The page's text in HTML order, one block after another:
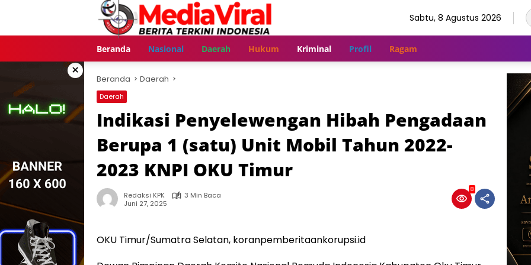
Sabtu, 8 Agustus 2026
Beranda Nasional Daerah Hukum Kriminal Profil Ragam
× Beranda Daerah
Daerah
Indikasi Penyelewengan Hibah Pengadaan
Berupa 1 (satu) Unit Mobil Tahun 2022-
2023 KNPI OKU Timur
Redaksi KPK
3 Min Baca
Juni 27, 2025
8
OKU Timur/Sumatra Selatan, koranpemberitaankorupsi.id